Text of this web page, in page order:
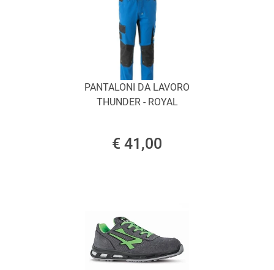
PANTALONI DA LAVORO
THUNDER - ROYAL
€ 41,00